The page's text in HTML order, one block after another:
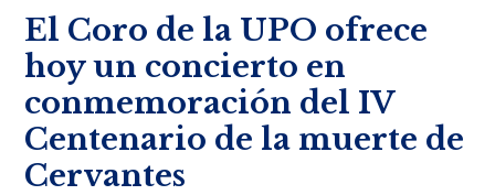
El Coro de la UPO ofrece
hoy un concierto en
conmemoración del IV
Centenario de la muerte de
Cervantes